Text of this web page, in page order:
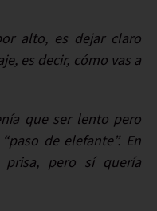
alto, es dejar claro
es decir, cómo vas a
que ser lento pero
de elefante”. En
pero sí quería